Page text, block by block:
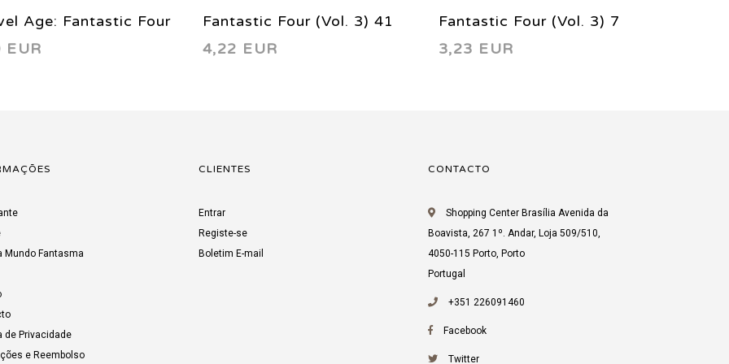
Four (Vol. 3) 7
EUR
Fantastic Four (Vol. 3) 62
2002
3,94 EUR
Fantastic Four (Vol. 3) 10
1998
3,23 EUR
Mundo Fantasma
de Privacidade
e Reembolso
CLIENTES
Entrar
Registe-se
Boletim E-mail
CONTACTO
Shopping Center Brasília Avenida da
Boavista, 267 1º. Andar, Loja 509/510,
4050-115 Porto, Porto
Portugal
+351 226091460
Facebook
Twitter